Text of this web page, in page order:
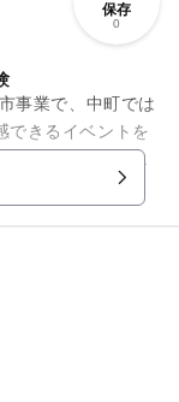
保存
0
事業で、中町では
できるイベントを
体験・中国民族楽